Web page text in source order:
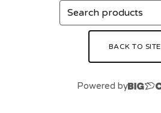
Search
products
BACK TO SITE
Powered by